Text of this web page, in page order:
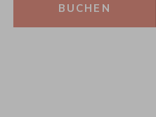
BUCHEN